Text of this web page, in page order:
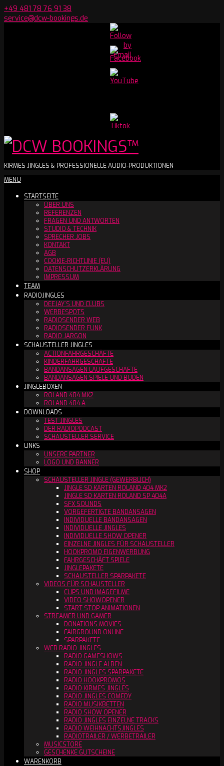
Skip
to
+49 481 78 76 91 38
service@dcw-bookings.de
Youtube
Channel
DCW
BOOKINGS™
KIRMES JINGLES & PROFESSIONELLE AUDIO-PRODUKTIONEN
Secondary
Menu
MENU
STARTSEITE
ÜBER UNS
REFERENZEN
FRAGEN UND ANTWORTEN
STUDIO & TECHNIK
SPRECHER JOBS
KONTAKT
AGB
COOKIE-RICHTLINIE (EU)
DATENSCHUTZERKLÄRUNG
IMPRESSUM
TEAM
RADIOJINGLES
DEEJAY´S UND CLUBS
WERBESPOTS
RADIOSENDER WEB
RADIOSENDER FUNK
RADIO JARGON
SCHAUSTELLER JINGLES
ACTIONFAHRGESCHÄFTE
KINDERFAHRGESCHÄFTE
BANDANSAGEN LAUFGESCHÄFTE
BANDANSAGEN SPIELE UND BUDEN
JINGLEBOXEN
ROLAND 404 MK2
ROLAND 404 A
DOWNLOADS
TEST JINGLES
DER RADIOPODCAST
SCHAUSTELLER SERVICE
LINKS
UNSERE PARTNER
LOGO UND BANNER
SHOP
SCHAUSTELLER JINGLE (GEWERBLICH)
JINGLE SD KARTEN ROLAND 404 MK2
JINGLE SD KARTEN ROLAND SP 404A
SFX SOUNDS
VORGEFERTIGTE BANDANSAGEN
INDIVIDUELLE BANDANSAGEN
INDIVIDUELLE JINGLES
INDIVIDUELLE SHOW OPENER
EINZELNE JINGLES FÜR SCHAUSTELLER
HOOKPROMO EIGENWERBUNG
FAHRGESCHÄFT SPIELE
JINGLEPAKETE
SCHAUSTELLER SPARPAKETE
VIDEOS FÜR SCHAUSTELLER
CLIPS UND IMAGEFILME
VIDEO SHOWOPENER
START STOP ANIMATIONEN
STREAMER UND GAMER
DONATIONS MOVIES
FAIRGROUND ONLINE
SPARPAKETE
WEB RADIO JINGLES
RADIO GAMESHOWS
RADIO JINGLE ALBEN
RADIO JINGLES SPARPAKETE
RADIO HOOKPROMOS
RADIO KIRMES JINGLES
RADIO JINGLES COMEDY
RADIO MUSIKBETTEN
RADIO SHOW OPENER
RADIO JINGLES EINZELNE TRACKS
RADIO WEIHNACHTSJINGLES
RADIOTRAILER / WERBETRAILER
MUSICSTORE
GESCHENKE GUTSCHEINE
WARENKORB